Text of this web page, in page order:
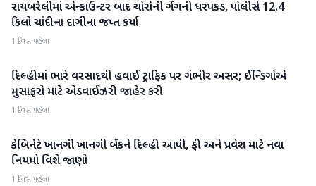
રાષ્ટ્રીય
રાયબરેલીમાં એન્કાઉન્ટર બાદ ચોરોની ગેંગની ધરપકડ, પોલીસે 12.4
કિલો ચાંદીના દાગીના જપ્ત કર્યા
1 દિવસ પહેલા
રાષ્ટ્રીય
દિલ્હીમાં ભારે વરસાદથી હવાઈ ટ્રાફિક પર ગંભીર અસર; ઈન્ડિગોએ
મુસાફરો માટે એડવાઈઝરી જાહેર કરી
1 દિવસ પહેલા
રાષ્ટ્રીય
કેબિનેટે ખાનગી ખાનગી બેંકને દિલ્હી આપી, ફી અને પ્રવેશ માટે નવા
નિયમો વિશે જાણો
1 દિવસ પહેલા